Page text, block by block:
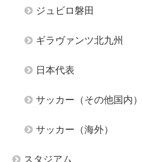
ジュビロ磐田
ギラヴァンツ北九州
日本代表
サッカー（その他国内）
サッカー（海外）
スタジアム